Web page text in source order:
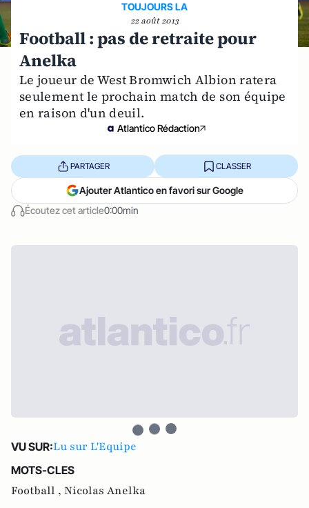
TOUJOURS LA
22 août 2013
Football : pas de retraite pour
Anelka
Le joueur de West Bromwich Albion ratera
seulement le prochain match de son équipe
en raison d'un deuil.
Atlantico Rédaction
Écoutez cet article0:00min
PARTAGER CLASSER
Ajouter Atlantico en favori sur Google
VU SUR:Lu sur L'Equipe
MOTS-CLES
Football , Nicolas Anelka